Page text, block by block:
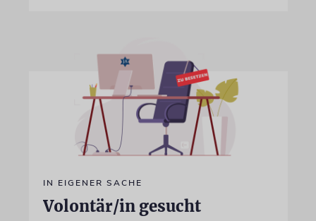
IN EIGENER SACHE
Volontär/in gesucht